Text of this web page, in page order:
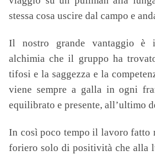
stessa cosa uscire dal campo e
Il nostro grande vantaggio è
alchimia che il gruppo ha
tifosi e la saggezza e la
viene sempre a galla in ogni
equilibrato e presente, all’ultimo
In così poco tempo il lavoro fatto
foriero solo di positività che alla